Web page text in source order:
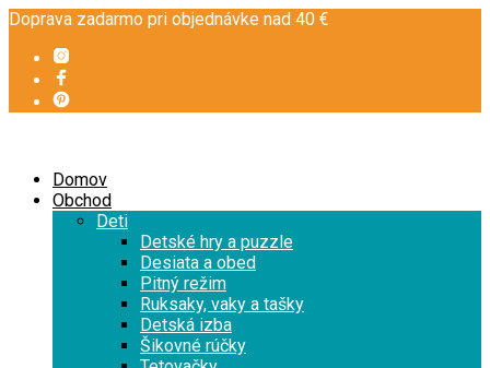
Doprava zadarmo pri objednávke nad 40 €
Domov
Obchod
Deti
Detské hry a puzzle
Desiata a obed
Pitný režim
Ruksaky, vaky a tašky
Detská izba
Šikovné rúčky